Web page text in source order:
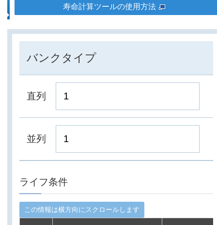
寿命計算ツールの使用方法
バンクタイプ
直列
並列
ライフ条件